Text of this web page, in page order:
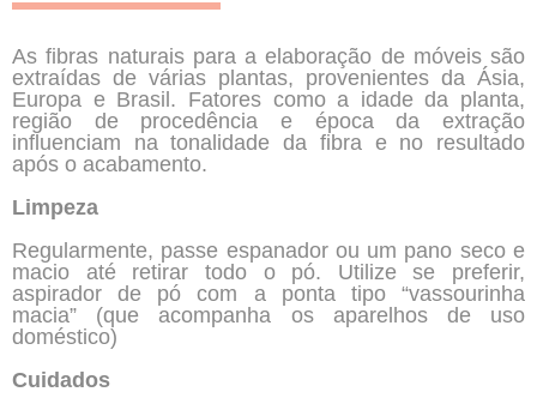
As fibras naturais para a elaboração de móveis são
extraídas de várias plantas, provenientes da Ásia,
Europa e Brasil. Fatores como a idade da planta,
região de procedência e época da extração
influenciam na tonalidade da fibra e no resultado
após o acabamento.
Limpeza
Regularmente, passe espanador ou um pano seco e
macio até retirar todo o pó. Utilize se preferir,
aspirador de pó com a ponta tipo “vassourinha
macia” (que acompanha os aparelhos de uso
doméstico)
Cuidados